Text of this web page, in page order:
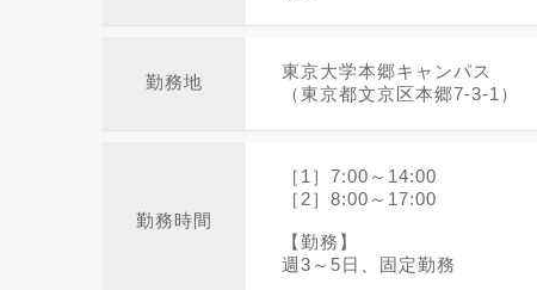
勤務地
東京大学本郷キャンパス
（東京都文京区本郷7-3-1）
勤務時間
［1］7:00～14:00
［2］8:00～17:00
【勤務】
週3～5日、固定勤務